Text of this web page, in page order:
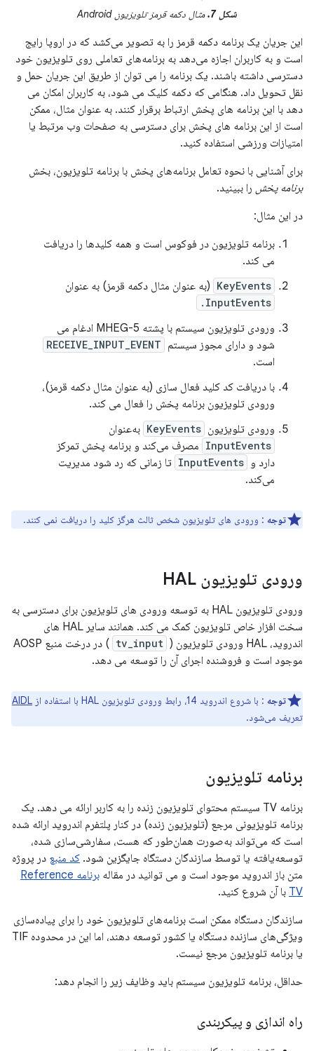
شکل 7. مثال دکمه قرمز تلویزیون Android
این جریان یک برنامه دکمه قرمز را به تصویر می‌کشد که در اروپا رایج
است و به کاربران اجازه می‌دهد به برنامه‌های تعاملی روی تلویزیون خود
دسترسی داشته باشند. یک برنامه را می توان از طریق این جریان حمل و
نقل تحویل داد. هنگامی که دکمه کلیک می شود، به کاربران امکان می
دهد با این برنامه های پخش ارتباط برقرار کنند. به عنوان مثال، ممکن
است از این برنامه های پخش برای دسترسی به صفحات وب مرتبط یا
امتیازات ورزشی استفاده کنید.
برای آشنایی با نحوه تعامل برنامه‌های پخش با برنامه تلویزیون، بخش
برنامه پخش را ببینید.
در این مثال:
برنامه تلویزیون در فوکوس است و همه کلیدها را دریافت
می کند.
KeyEvents (به عنوان مثال دکمه قرمز) به عنوان
InputEvents.
ورودی تلویزیون سیستم با پشته MHEG-5 ادغام می
شود و دارای مجوز سیستم RECEIVE_INPUT_EVENT
است.
با دریافت کد کلید فعال سازی (به عنوان مثال دکمه قرمز)،
ورودی تلویزیون برنامه پخش را فعال می کند.
ورودی تلویزیون KeyEvents به‌عنوان
InputEvents مصرف می‌کند و برنامه پخش تمرکز
دارد و InputEvents تا زمانی که رد شود مدیریت
می‌کند.
توجه : ورودی های تلویزیون شخص ثالث هرگز کلید را دریافت نمی کنند.
ورودی تلویزیون HAL
ورودی تلویزیون HAL به توسعه ورودی های تلویزیون برای دسترسی به
سخت افزار خاص تلویزیون کمک می کند. همانند سایر HAL های
اندروید، HAL ورودی تلویزیون (
tv_input
) در درخت منبع AOSP
موجود است و فروشنده اجرای آن را توسعه می دهد.
توجه : با شروع اندروید 14، رابط ورودی تلویزیون HAL با استفاده از
AIDL
تعریف می‌شود.
برنامه تلویزیون
برنامه TV سیستم محتوای تلویزیون زنده را به کاربر ارائه می دهد. یک
برنامه تلویزیونی مرجع (تلویزیون زنده) در کنار پلتفرم اندروید ارائه شده
است که می‌تواند به‌صورت همان‌طور که هست، سفارشی‌سازی شده،
توسعه‌یافته یا توسط سازندگان دستگاه جایگزین شود. کد منبع در پروژه
متن باز اندروید موجود است و می توانید در مقاله
برنامه Reference
TV با آن شروع کنید.
سازندگان دستگاه ممکن است برنامه‌های تلویزیون خود را برای پیاده‌سازی
ویژگی‌های سازنده دستگاه یا کشور توسعه دهند، اما این در محدوده TIF
یا برنامه تلویزیون مرجع نیست.
حداقل، برنامه تلویزیون سیستم باید وظایف زیر را انجام دهد:
راه اندازی و پیکربندی